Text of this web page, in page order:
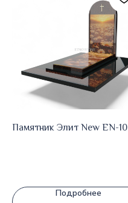
Памятник Элит New EN-10
Подробнее